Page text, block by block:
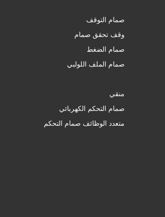
صمام التوقف
وقف تحقق صمام
صمام الضغط
صمام الملف اللولبي
منقي
صمام التحكم الكهربائي
متعدد الوظائف صمام التحكم